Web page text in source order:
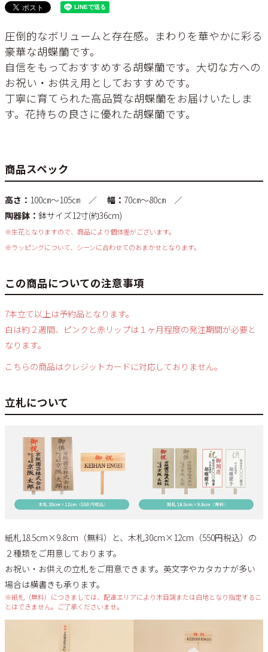
圧倒的なボリュームと存在感。まわりを華やかに彩る
豪華な胡蝶蘭です。
自信をもっておすすめする胡蝶蘭です。大切な方への
お祝い・お供え用としておすすめです。
丁寧に育てられた高品質な胡蝶蘭をお届けいたしま
す。花持ちの良さに優れた胡蝶蘭です。
商品スペック
高さ： 100㎝～105㎝ ／ 幅： 70㎝～80㎝ ／
陶器鉢： 鉢サイズ12寸(約36cm)
※生花となりますので、商品により個体差がございます。
※ラッピングについて、シーンに合わせてのおまかせとなります。
この商品についての注意事項
7本立て以上は予約品となります。
白は約２週間、ピンクと赤リップは１ヶ月程度の発注期間が必要と
なります。
こちらの商品はクレジットカードに対応しておりません。
立札について
紙札18.5cm×9.8cm（無料）と、木札30cm×12cm（550円税込）の
２種類をご用意しております。
お祝い・お供えの立札をご用意できます。英文字やカタカナが多い
場合は横書きも承ります。
※紙札（無料）につきましては、配達エリアにより木目調または白地となり指定するこ
とはできません。ご了承くださいませ。